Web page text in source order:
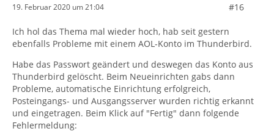
19. Februar 2020 um 21:04 #16
Ich hol das Thema mal wieder hoch, hab seit gestern
ebenfalls Probleme mit einem AOL-Konto im Thunderbird.
Habe das Passwort geändert und deswegen das Konto aus
Thunderbird gelöscht. Beim Neueinrichten gabs dann
Probleme, automatische Einrichtung erfolgreich,
Posteingangs- und Ausgangsserver wurden richtig erkannt
und eingetragen. Beim Klick auf "Fertig" dann folgende
Fehlermeldung: